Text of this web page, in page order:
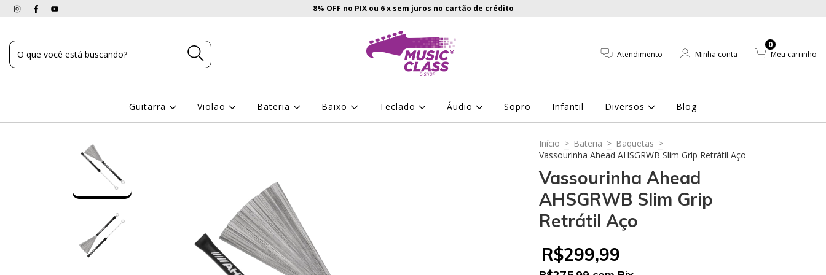
8% OFF no PIX ou 6 x sem juros no cartão de crédito
Atendimento Minha conta Meu carrinho
0
Guitarra Violão Bateria Baixo Teclado Áudio Sopro Infantil Diversos Blog
Início > Bateria > Baquetas >
Vassourinha Ahead AHSGRWB Slim Grip Retrátil Aço
Vassourinha Ahead
AHSGRWB Slim Grip
Retrátil Aço
R$299,99